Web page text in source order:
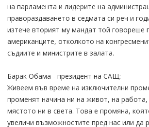
на парламента и лидерите на
правораздаването в седмата си реч и
изтече вторият му мандат той говореше
американците, отколкото на
съдиите и министрите в залата.
Барак Обама - президент на САЩ:
Живеем във време на изключителни
променят начина ни на живот, на работа,
мястото ни в света. Това е промяна,
увеличи възможностите пред нас или да